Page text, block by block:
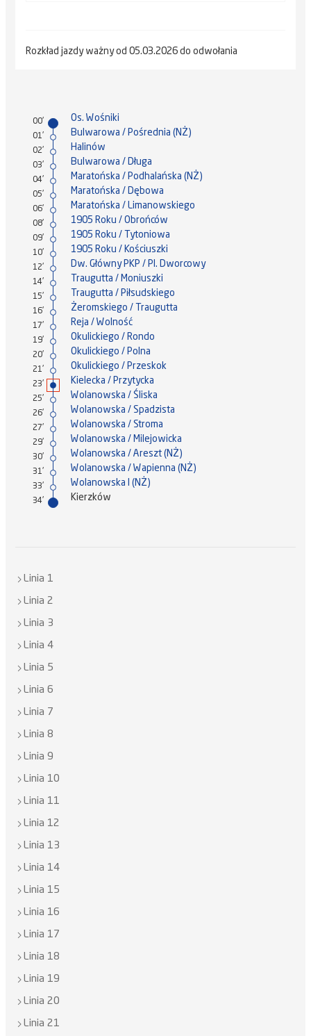
Rozkład jazdy ważny od 05.03.2026 do odwołania
00' Os. Wośniki
01' Bulwarowa / Pośrednia (NŻ)
02' Halinów
03' Bulwarowa / Długa
04' Maratońska / Podhalańska (NŻ)
05' Maratońska / Dębowa
06' Maratońska / Limanowskiego
08' 1905 Roku / Obrońców
09' 1905 Roku / Tytoniowa
10' 1905 Roku / Kościuszki
12' Dw. Główny PKP / Pl. Dworcowy
14' Traugutta / Moniuszki
15' Traugutta / Piłsudskiego
16' Żeromskiego / Traugutta
17' Reja / Wolność
19' Okulickiego / Rondo
20' Okulickiego / Polna
21' Okulickiego / Przeskok
23' Kielecka / Przytycka
25' Wolanowska / Śliska
26' Wolanowska / Spadzista
27' Wolanowska / Stroma
29' Wolanowska / Milejowicka
30' Wolanowska / Areszt (NŻ)
31' Wolanowska / Wapienna (NŻ)
33' Wolanowska I (NŻ)
34' Kierzków
Linia 1
Linia 2
Linia 3
Linia 4
Linia 5
Linia 6
Linia 7
Linia 8
Linia 9
Linia 10
Linia 11
Linia 12
Linia 13
Linia 14
Linia 15
Linia 16
Linia 17
Linia 18
Linia 19
Linia 20
Linia 21